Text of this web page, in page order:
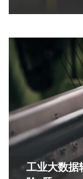
工业大数据